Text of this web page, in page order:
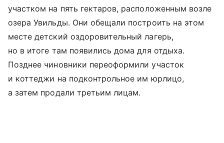
участком на пять гектаров, расположенным возле
озера Увильды. Они обещали построить на этом
месте детский оздоровительный лагерь,
но в итоге там появились дома для отдыха.
Позднее чиновники переоформили участок
и коттеджи на подконтрольное им юрлицо,
а затем продали третьим лицам.